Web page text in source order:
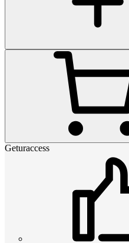
Geturaccess